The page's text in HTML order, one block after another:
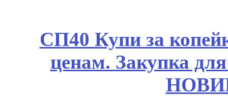
СП40 Купи за
ценам. Закупка